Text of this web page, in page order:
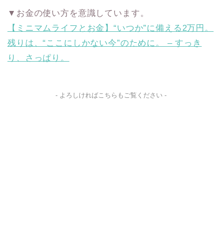
▼お金の使い方を意識しています。
【ミニマムライフとお金】“いつか”に備える2万円。
残りは、“ここにしかない今”のために。 – すっき
り、さっぱり。
- よろしければこちらもご覧ください -